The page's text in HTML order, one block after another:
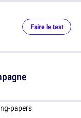
Faire le test